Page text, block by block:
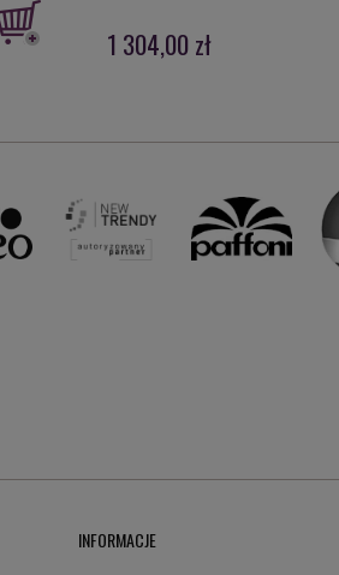
1 304,00 zł
INFORMACJE